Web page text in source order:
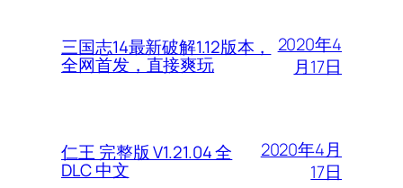
三国志14最新破解1.12版本，
全网首发，直接爽玩
2020年4
月17日
仁王 完整版 V1.21.04 全
DLC 中文
2020年4月
17日